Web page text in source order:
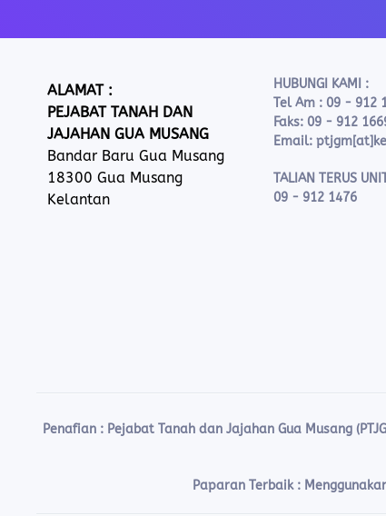
ALAMAT :
PEJABAT TANAH DAN
JAJAHAN GUA MUSANG
Bandar Baru Gua Musang
18300 Gua Musang
Kelantan
HUBUNGI KAMI :
Tel Am : 09 - 912
Faks: 09 - 912
Email:
TALIAN TERUS
09 - 912 1476
Penafian : Pejabat Tanah dan Jajahan Gua Musang
Paparan Terbaik :